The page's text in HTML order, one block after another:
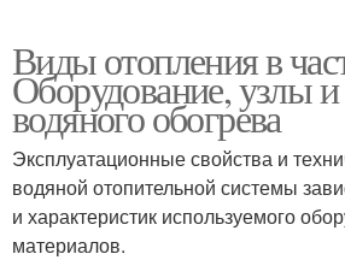
Виды отопления в
Оборудование, узлы
водяного обогрева
Эксплуатационные свойства и
водяной отопительной системы
и характеристик используемого
материалов.